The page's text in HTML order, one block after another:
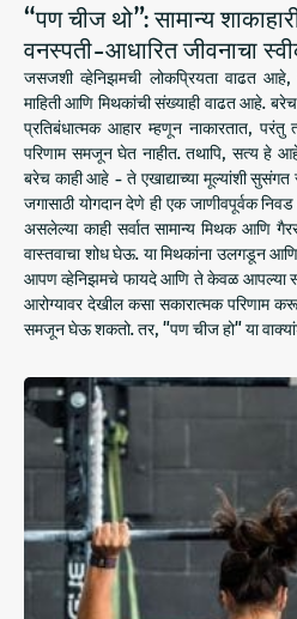
“पण चीज थो”: सामान्य
वनस्पती-आधारित जीवनाचा
जसजशी व्हेनिझमची लोकप्रियता वाढत आहे,
माहिती आणि मिथकांची संख्याही वाढत आहे.
प्रतिबंधात्मक आहार म्हणून नाकारतात,
परिणाम समजून घेत नाहीत. तथापि, सत्य हे
बरेच काही आहे - ते एखाद्याच्या मूल्यांशी
जगासाठी योगदान देणे ही एक जाणीवपूर्वक
असलेल्या काही सर्वात सामान्य मिथक आणि
वास्तवाचा शोध घेऊ. या मिथकांना उलगडून
आपण व्हेनिझमचे फायदे आणि ते केवळ आपल्या
आरोग्यावर देखील कसा सकारात्मक परिणाम
समजून घेऊ शकतो. तर, "पण चीज हो" या